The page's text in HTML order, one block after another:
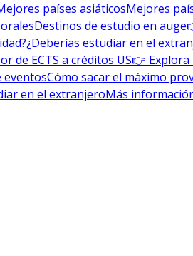
países asiáticosMejores
Destinos de estudio en auge
¿Deberías estudiar en el
de ECTS a créditos US👉 Explora
eventosCómo sacar el máximo
en el extranjeroMás